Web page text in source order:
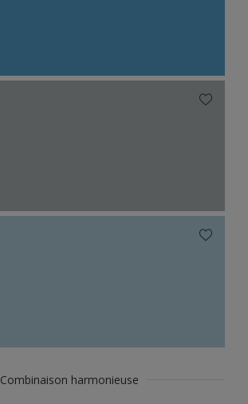
Combinaison harmonieuse